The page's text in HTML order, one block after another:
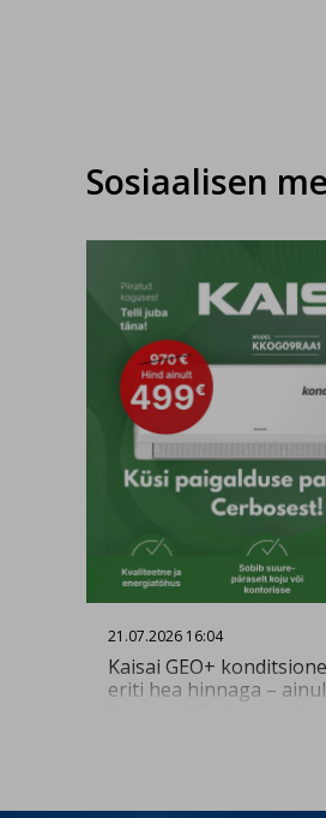
Sosiaalisen
21.07.2026 16:04
Kaisai GEO+
eriti hea hinnaga –